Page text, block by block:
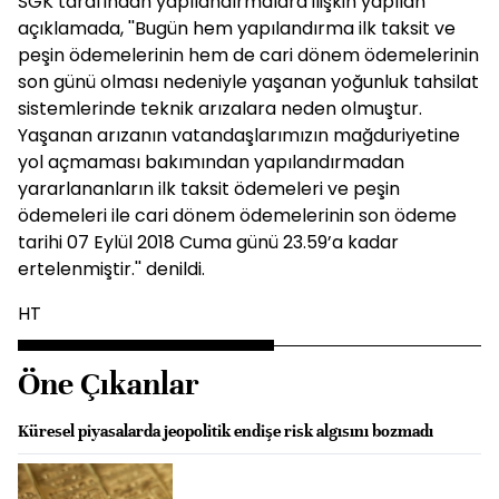
açıklamada, ''Bugün hem yapılandırma ilk taksit ve
peşin ödemelerinin hem de cari dönem ödemelerinin
son günü olması nedeniyle yaşanan yoğunluk tahsilat
sistemlerinde teknik arızalara neden olmuştur.
Yaşanan arızanın vatandaşlarımızın mağduriyetine
yol açmaması bakımından yapılandırmadan
yararlananların ilk taksit ödemeleri ve peşin
ödemeleri ile cari dönem ödemelerinin son ödeme
tarihi 07 Eylül 2018 Cuma günü 23.59’a kadar
ertelenmiştir.'' denildi.
HT
Öne Çıkanlar
Küresel piyasalarda jeopolitik endişe risk algısını bozmadı